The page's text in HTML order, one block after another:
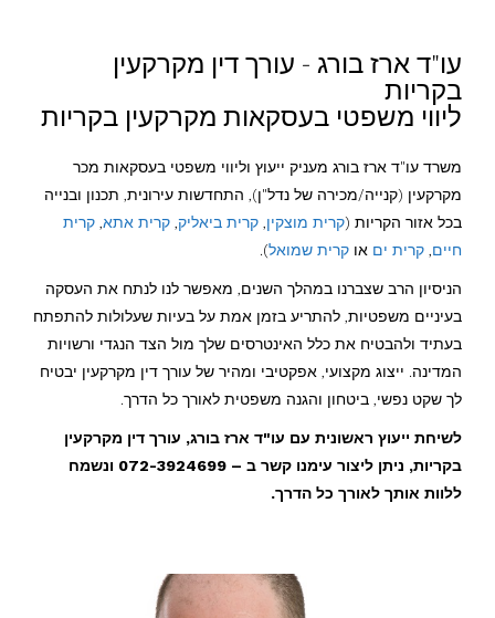
עו"ד ארז בורג - עורך דין מקרקעין
בקריות
ליווי משפטי בעסקאות מקרקעין בקריות
משרד עו"ד ארז בורג מעניק ייעוץ וליווי משפטי בעסקאות מכר
מקרקעין (קנייה/מכירה של נדל"ן), התחדשות עירונית, תכנון ובנייה
בכל אזור הקריות (קרית מוצקין, קרית ביאליק, קרית אתא, קרית
חיים, קרית ים או קרית שמואל).
הניסיון הרב שצברנו במהלך השנים, מאפשר לנו לנתח את העסקה
בעיניים משפטיות, להתריע בזמן אמת על בעיות שעלולות להתפתח
בעתיד ולהבטיח את כלל האינטרסים שלך מול הצד הנגדי ורשויות
המדינה. ייצוג מקצועי, אפקטיבי ומהיר של עורך דין מקרקעין יבטיח
לך שקט נפשי, ביטחון והגנה משפטית לאורך כל הדרך.
לשיחת ייעוץ ראשונית עם עו"ד ארז בורג, עורך דין מקרקעין
בקריות, ניתן ליצור עימנו קשר ב – 072-3924699 ונשמח
ללוות אותך לאורך כל הדרך.